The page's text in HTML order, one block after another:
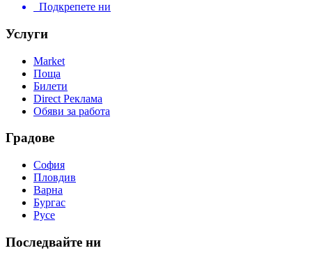
Подкрепете ни
Услуги
Market
Поща
Билети
Direct Реклама
Обяви за работа
Градове
София
Пловдив
Варна
Бургас
Русе
Последвайте ни